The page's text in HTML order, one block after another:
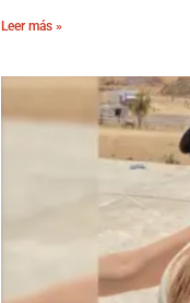
Leer más »